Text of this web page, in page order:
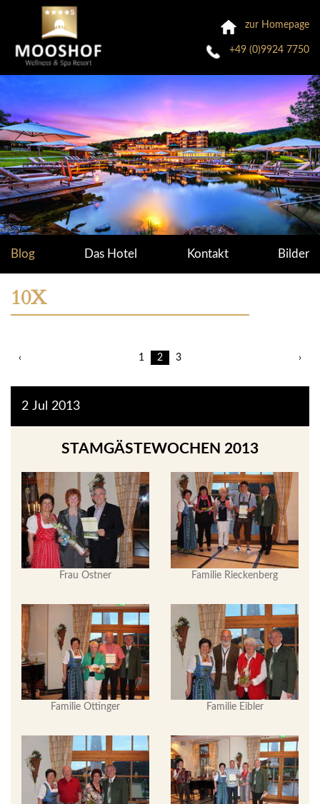
zur Homepage
+49 (0)9924 7750
Blog Das Hotel Kontakt Bilder
10X
‹ 1 2 3 ›
2013
2 Jul
STAMGÄSTEWOCHEN 2013
Frau Ostner Familie Rieckenberg
Familie Ottinger Familie Eibler